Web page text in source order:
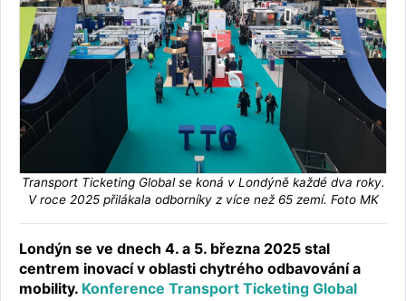
Transport Ticketing Global se koná v Londýně každé dva roky.
V roce 2025 přilákala odborníky z více než 65 zemí. Foto MK
Londýn se ve dnech 4. a 5. března 2025 stal
centrem inovací v oblasti chytrého odbavování a
mobility. Konference Transport Ticketing Global